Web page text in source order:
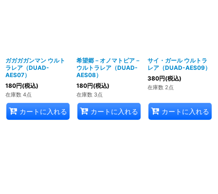
ガガガガンマン ウルト
ラレア（DUAD-
AES07）
180円(税込)
在庫数 4点
カートに入れる
希望郷－オノマトピア－
ウルトラレア（DUAD-
AES08）
180円(税込)
在庫数 3点
カートに入れる
サイ・ガール ウルトラ
レア（DUAD-AES09）
380円(税込)
在庫数 2点
カートに入れる